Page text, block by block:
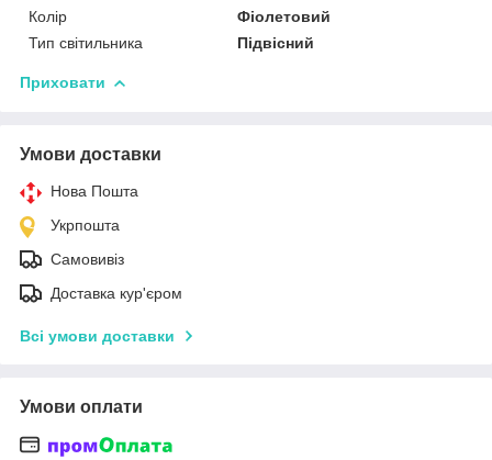
Колір
Фіолетовий
Тип світильника
Підвісний
Приховати
Умови доставки
Нова Пошта
Укрпошта
Самовивіз
Доставка кур'єром
Всі умови доставки
Умови оплати